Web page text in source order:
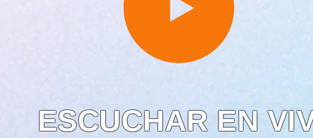
ESCUCHAR EN